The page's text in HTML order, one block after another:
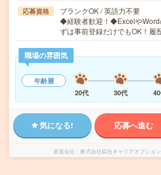
応募資格
ブランクOK / 英語力不要
◆経験者歓迎！◆ExcelやWord
ずは事前登録だけでもOK！履
職場の雰囲気
年齢層
20代
30代
気になる! 応募へ進む
派遣会社 株式会社綜合キャリアオプショ